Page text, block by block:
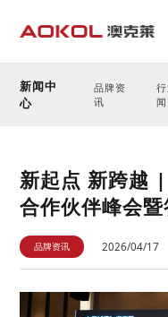
新闻中
心
品牌资
讯
闻
新起点 新跨越
合作伙伴峰会
品牌资讯 2026/04/17